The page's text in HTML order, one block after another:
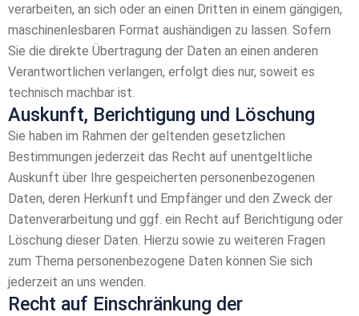
verarbeiten, an sich oder an einen Dritten in einem gängigen,
maschinenlesbaren Format aushändigen zu lassen. Sofern
Sie die direkte Übertragung der Daten an einen anderen
Verantwortlichen verlangen, erfolgt dies nur, soweit es
technisch machbar ist.
Auskunft, Berichtigung und Löschung
Sie haben im Rahmen der geltenden gesetzlichen
Bestimmungen jederzeit das Recht auf unentgeltliche
Auskunft über Ihre gespeicherten personenbezogenen
Daten, deren Herkunft und Empfänger und den Zweck der
Datenverarbeitung und ggf. ein Recht auf Berichtigung oder
Löschung dieser Daten. Hierzu sowie zu weiteren Fragen
zum Thema personenbezogene Daten können Sie sich
jederzeit an uns wenden.
Recht auf Einschränkung der